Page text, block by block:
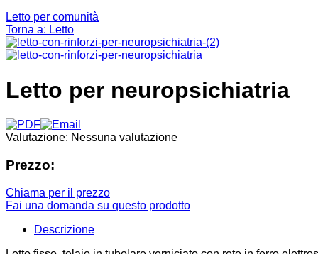
Letto per comunità
Torna a: Letto
Letto per neuropsichiatria
Valutazione: Nessuna valutazione
Prezzo:
Chiama per il prezzo
Fai una domanda su questo prodotto
Descrizione